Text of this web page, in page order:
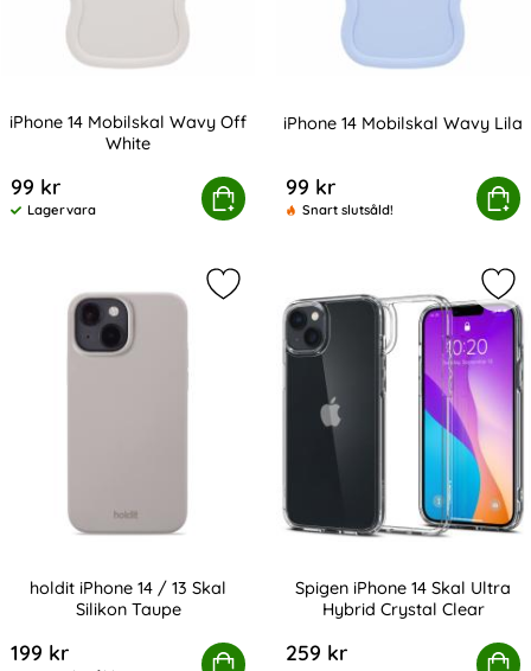
iPhone 14 Mobilskal Wavy Off
White
99 kr
Tillgänglighet:
Lagervara
Köp
iPhone 14 Mobilskal Wavy Off White
iPhone 14 Mobilskal Wavy Lila
99 kr
Snart slutsåld!
Köp
iPhone 14
holdit iPhone 14 / 13 Skal
Silikon Taupe
199 kr Köp
holdit iPhone 14 / 13 Skal Silikon Taupe
Markera holdit iPhone 14 / 13 Skal
Spigen iPhone 14 Skal Ultra
Hybrid Crystal Clear
259 kr Köp
Spigen iPhone 14 Skal